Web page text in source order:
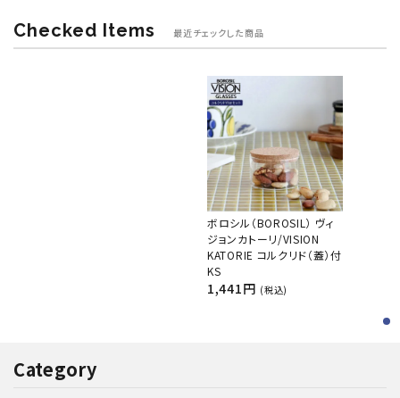
Checked Items 最近チェックした商品
ボロシル（BOROSIL） ヴィ
ジョンカトーリ/VISION
KATORIE コルクリド（蓋）付
KS
1,441円 (税込)
Category